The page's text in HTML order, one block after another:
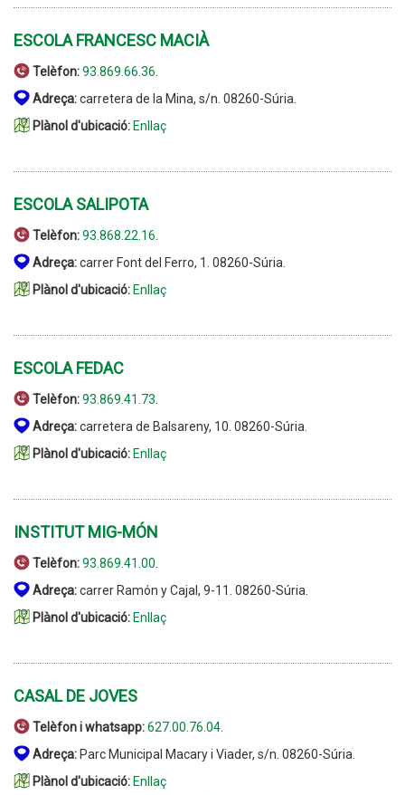
ESCOLA FRANCESC MACIÀ
Telèfon:93.869.66.36.
Adreça:carretera de la Mina, s/n. 08260-Súria.
Plànol d'ubicació: Enllaç
ESCOLA SALIPOTA
Telèfon:93.868.22.16.
Adreça:carrer Font del Ferro, 1. 08260-Súria.
Plànol d'ubicació: Enllaç
ESCOLA FEDAC
Telèfon:93.869.41.73.
Adreça:carretera de Balsareny, 10. 08260-Súria.
Plànol d'ubicació: Enllaç
INSTITUT MIG-MÓN
Telèfon:93.869.41.00.
Adreça:carrer Ramón y Cajal, 9-11. 08260-Súria.
Plànol d'ubicació: Enllaç
CASAL DE JOVES
Telèfon i whatsapp:627.00.76.04.
Adreça: Parc Municipal Macary i Viader, s/n. 08260-Súria.
Plànol d'ubicació: Enllaç